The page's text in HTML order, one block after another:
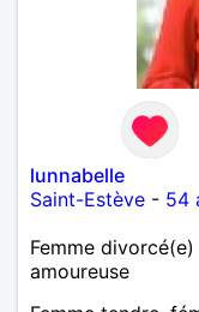
lunnabelle
Saint-Estève - 54
Femme
amoureuse